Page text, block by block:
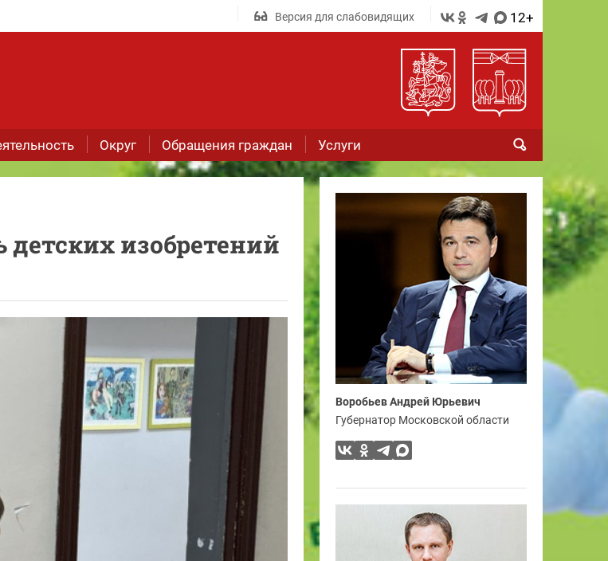
Версия для слабовидящих 12+
Округ Обращения граждан Услуги
изобретений
Воробьев Андрей Юрьевич
Губернатор Московской области